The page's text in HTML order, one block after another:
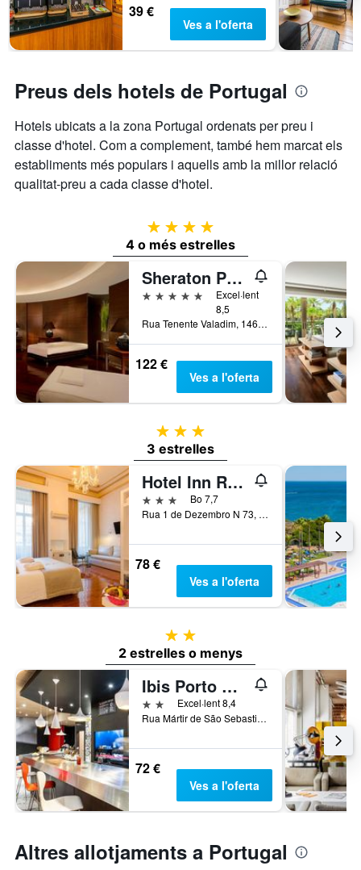
39 €
Ves a l'oferta
Preus dels hotels de Portugal
Hotels ubicats a la zona Portugal ordenats per preu i
classe d'hotel. Com a complement, també hem marcat els
establiments més populars i aquells amb la millor relació
qualitat-preu a cada classe d'hotel.
4 estrelles
4 o més estrelles
Sheraton Porto Hotel & Spa
5 estrelles
Excel·lent
8,5
Rua Tenente Valadim, 146, Porto, Porto, Portugal
122 €
Ves a l'oferta
3 estrelles
3 estrelles
Hotel Inn Rossio
3 estrellesBo 7,7
Rua 1 de Dezembro N 73, Lisboa, Regió de Lisboa, Portugal
78 €
Ves a l'oferta
2 estrelles
2 estrelles o menys
Ibis Porto Gaia
2 estrellesExcel·lent 8,4
Rua Mártir de São Sebastião, 247, Vila Nova de Gaia, Porto, Portugal
72 €
Ves a l'oferta
Altres allotjaments a Portugal